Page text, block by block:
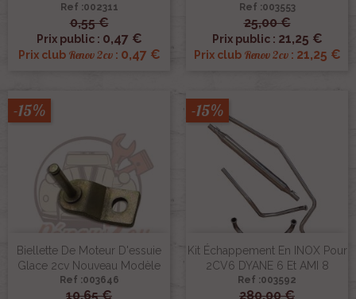
Ref :002311
0,55 €
Prix public : 0,47 €
Prix club Renov 2cv: 0,47 €
Ref :003553
25,00 €
Prix public : 21,25 €
Prix club Renov 2cv: 21,25 €
Biellette De Moteur D'essuie
Glace 2cv Nouveau Modèle
Ref :003646
10,65 €
-15%
Kit Échappement En INOX Pour
2CV6 DYANE 6 Et AMI 8
Ref :003592
280,00 €
-15%